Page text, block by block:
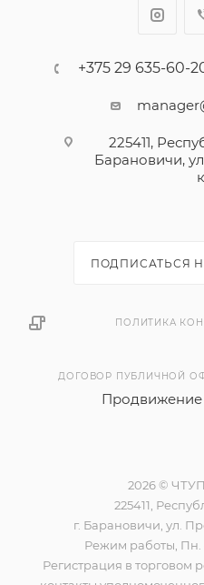
+375 29 635-60-
225411,
Барановичи,
ПОДПИСАТЬСЯ
ПОЛИТИКА
ДОГОВОР ПУБЛИЧНОЙ
Продвижение
2026 ©
225411,
г. Барановичи, ул.
Режим работы, Пн.
Регистрация в торговом